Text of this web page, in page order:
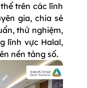
trên các lĩnh
gia, chia sẻ
thử nghiệm,
lĩnh vực Halal,
nền tảng số.